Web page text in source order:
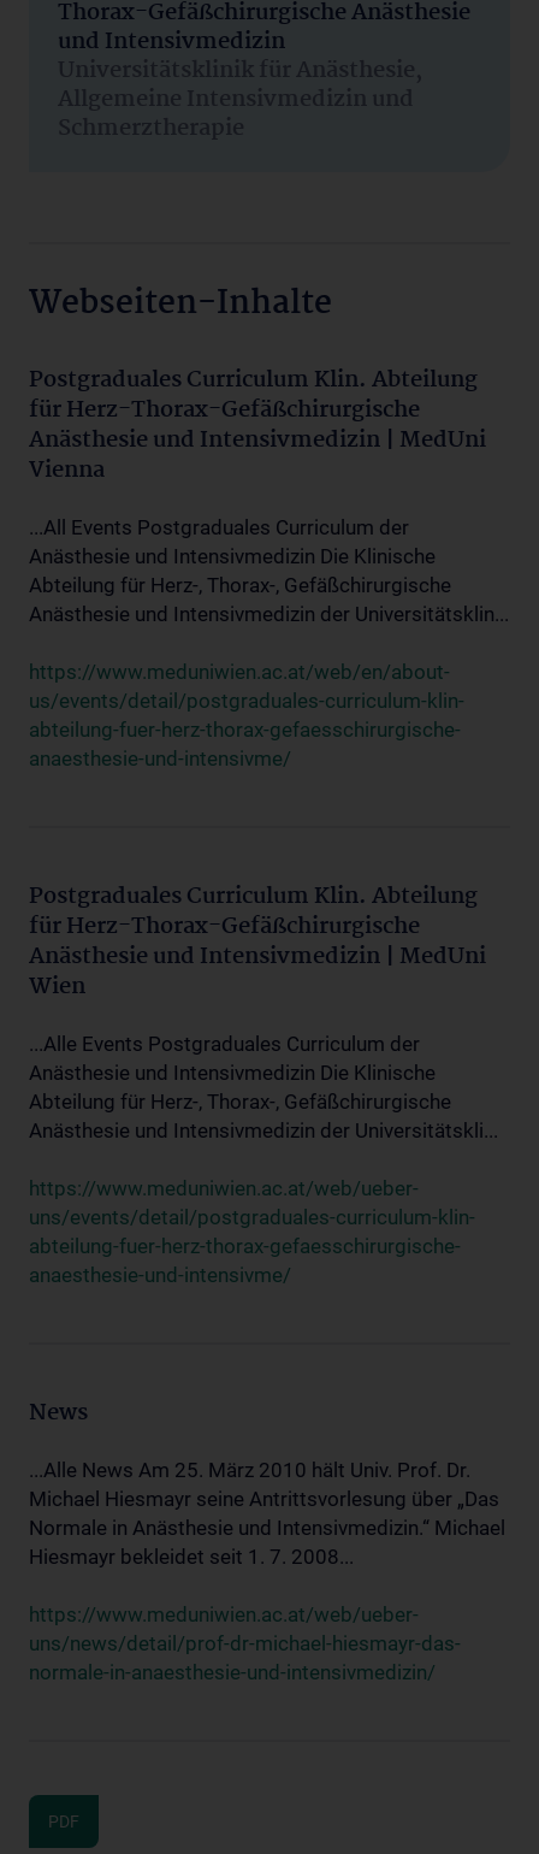
Thorax-Gefäßchirurgische Anästhesie
und Intensivmedizin
Universitätsklinik für Anästhesie,
Allgemeine Intensivmedizin und
Schmerztherapie
Webseiten-Inhalte
Postgraduales Curriculum Klin. Abteilung
für Herz-Thorax-Gefäßchirurgische
Anästhesie und Intensivmedizin | MedUni
Vienna
...All Events Postgraduales Curriculum der
Anästhesie und Intensivmedizin Die Klinische
Abteilung für Herz-, Thorax-, Gefäßchirurgische
Anästhesie und Intensivmedizin der Universitätsklin...
https://www.meduniwien.ac.at/web/en/about-
us/events/detail/postgraduales-curriculum-klin-
abteilung-fuer-herz-thorax-gefaesschirurgische-
anaesthesie-und-intensivme/
Postgraduales Curriculum Klin. Abteilung
für Herz-Thorax-Gefäßchirurgische
Anästhesie und Intensivmedizin | MedUni
Wien
...Alle Events Postgraduales Curriculum der
Anästhesie und Intensivmedizin Die Klinische
Abteilung für Herz-, Thorax-, Gefäßchirurgische
Anästhesie und Intensivmedizin der Universitätskli...
https://www.meduniwien.ac.at/web/ueber-
uns/events/detail/postgraduales-curriculum-klin-
abteilung-fuer-herz-thorax-gefaesschirurgische-
anaesthesie-und-intensivme/
News
...Alle News Am 25. März 2010 hält Univ. Prof. Dr.
Michael Hiesmayr seine Antrittsvorlesung über „Das
Normale in Anästhesie und Intensivmedizin.“ Michael
Hiesmayr bekleidet seit 1. 7. 2008...
https://www.meduniwien.ac.at/web/ueber-
uns/news/detail/prof-dr-michael-hiesmayr-das-
normale-in-anaesthesie-und-intensivmedizin/
PDF